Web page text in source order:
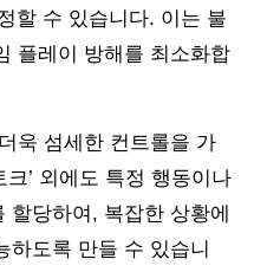
할 수 있습니다. 이는 불
플레이 방해를 최소화합
욱 섬세한 컨트롤을 가
’ 외에도 특정 행동이나
당하여, 복잡한 상황에
하도록 만들 수 있습니